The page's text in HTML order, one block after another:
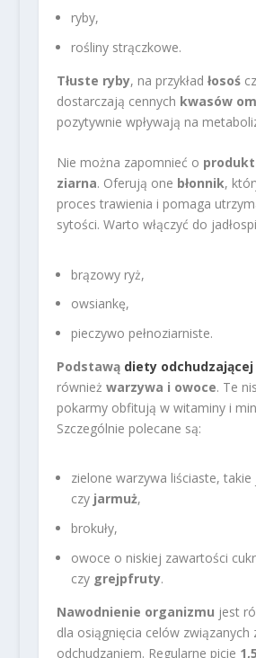
ryby,
rośliny strączkowe.
Tłuste ryby, na przykład łosoś
dostarczają cennych kwasów
pozytywnie wpływają na
Nie można zapomnieć o
ziarna. Oferują one błonnik,
proces trawienia i pomaga
sytości. Warto włączyć do
brązowy ryż,
owsiankę,
pieczywo pełnoziarniste.
Podstawą diety odchudzającej
również warzywa i owoce. Te
pokarmy obfitują w witaminy i
Szczególnie polecane są:
zielone warzywa liściaste, takie
czy jarmuż,
brokuły,
owoce o niskiej zawartości
czy grejpfruty.
Nawodnienie organizmu jest
dla osiągnięcia celów związanych
odchudzaniem. Regularne picie